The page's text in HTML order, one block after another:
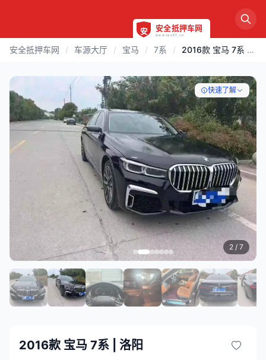
安全抵押车网 / 车源大厅 / 宝马 / 7系 / 2016款 宝马 7系 | 洛阳
快速了解
3 / 7
2016款 宝马 7系 | 洛阳